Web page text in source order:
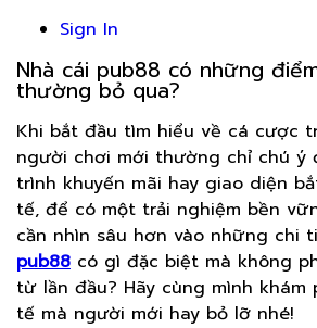
Sign In
Nhà cái pub88 có những
thường bỏ qua?
Khi bắt đầu tìm hiểu về cá cược
người chơi mới thường chỉ chú ý
trình khuyến mãi hay giao diện
tế, để có một trải nghiệm bền
cần nhìn sâu hơn vào những chi
pub88 có gì đặc biệt mà không
từ lần đầu? Hãy cùng mình
tế mà người mới hay bỏ lỡ nhé!